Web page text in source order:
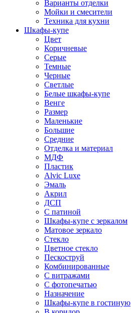
Варианты отделки
Мойки и смесители
Техника для кухни
Шкафы-купе
Цвет
Коричневые
Серые
Темные
Черные
Светлые
Белые шкафы-купе
Венге
Размер
Маленькие
Большие
Средние
Отделка и материал
МДФ
Пластик
Alvic Luxe
Эмаль
Акрил
ДСП
С патиной
Шкафы-купе с зеркалом
Матовое зеркало
Стекло
Цветное стекло
Пескоструй
Комбинированные
С витражами
С фотопечатью
Назначение
Шкафы-купе в гостиную